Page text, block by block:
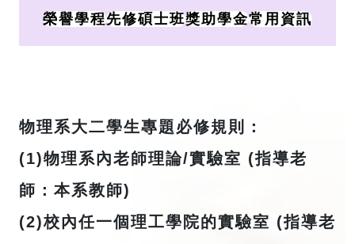
榮譽學程先修碩士班獎助學金常用資訊
物理系⼤⼆學⽣專題必修規則：
(1)物理系內⽼師理論/實驗室 (指導老
師：本系教師)
(2)校內任⼀個理工學院的實驗室 (指導老